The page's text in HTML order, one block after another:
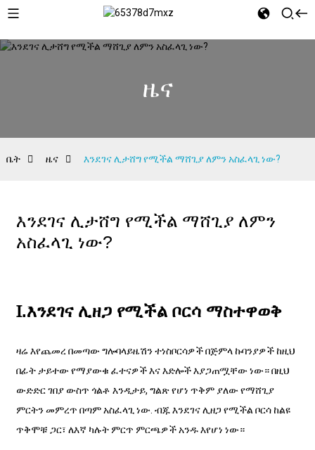
ዜና
ቤት ዜና እንደገና ሊታሸግ የሚችል ማሸጊያ ለምን አስፈላጊ ነው?
እንደገና ሊታሸግ የሚችል ማሸጊያ ለምን
አስፈላጊ ነው?
Ⅰ.እንደገና ሊዘጋ የሚችል ቦርሳ ማስተዋወቅ
ዛሬ እየጨመረ በመጣው ግሎባላይዜሽን ተነስቦርሳዎች በጅምላኩባንያዎች ከዚህ
በፊት ታይተው የማያውቁ ፈተናዎች እና እድሎች እያጋጠሟቸው ነው። በዚህ
ውድድር ገበያ ውስጥ ጎልቶ እንዲታይ, ግልጽ የሆነ ጥቅም ያለው የማሸጊያ
ምርትን መምረጥ በጣም አስፈላጊ ነው. ብጁ እንደገና ሊዘጋ የሚችል ቦርሳ ከልዩ
ጥቅሞቹ ጋር፣ ለእኛ ካሉት ምርጥ ምርጫዎች አንዱ እየሆነ ነው።